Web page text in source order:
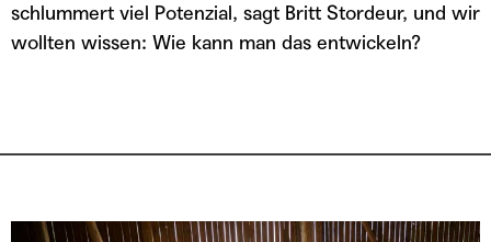
schlummert viel Potenzial, sagt Britt Stordeur, und wir
wollten wissen: Wie kann man das entwickeln?